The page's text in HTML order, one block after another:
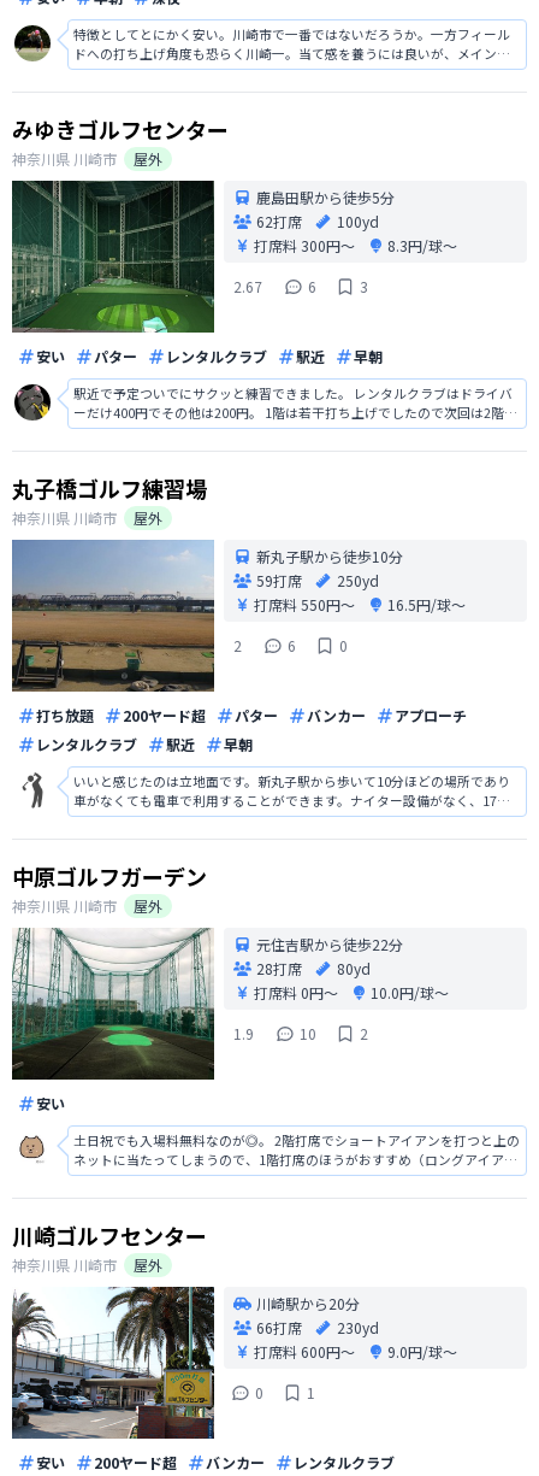
特徴としてとにかく安い。川崎市で一番ではないだろうか。一方フィール
ドへの打ち上げ角度も恐らく川崎一。当て感を養うには良いが、メインの
練習場にするとコースで距離感が狂いそうと言う人もいるかもしれませ
ん。
みゆきゴルフセンター
神奈川県 川崎市
屋外
鹿島田駅から徒歩5分
62打席
100yd
打席料300円〜
8.3円/球〜
2.67
6 3
安い パター レンタルクラブ 駅近 早朝
駅近で予定ついでにサクッと練習できました。 レンタルクラブはドライバ
ーだけ400円でその他は200円。 1階は若干打ち上げでしたので次回は2階席
でやろうかなと思います。 幅・距離はそこまで大きくありませんが、比較
的空いていて気持ちよく練習できました。 コストパフォーマンスの良い練
丸子橋ゴルフ練習場
神奈川県 川崎市
屋外
新丸子駅から徒歩10分
59打席
250yd
打席料550円〜
16.5円/球〜
2
6 0
打ち放題 200ヤード超 パター バンカー
アプローチ
レンタルクラブ
駅近 早朝
いいと感じたのは立地面です。新丸子駅から歩いて10分ほどの場所であり
車がなくても電車で利用することができます。ナイター設備がなく、17時
までになっているため、平日仕事終わりにという利用はできませんが、休
日の時間に余裕がある際には便利です。
中原ゴルフガーデン
神奈川県 川崎市
屋外
元住吉駅から徒歩22分
28打席
80yd
打席料0円〜
10.0円/球〜
1.9
10 2
安い
土日祝でも入場料無料なのが◎。 2階打席でショートアイアンを打つと上の
ネットに当たってしまうので、1階打席のほうがおすすめ（ロングアイアン
やウッド系は2階打席でも問題なし）。 ヤード表示が全くないので、距離感
がわかりづらいので設置して欲しいですね・・・。 全体的に簡素な作りで
川崎ゴルフセンター
神奈川県 川崎市
屋外
川崎駅から20分
66打席
230yd
打席料600円〜
9.0円/球〜
0
1
安い 200ヤード超 バンカー レンタルクラブ